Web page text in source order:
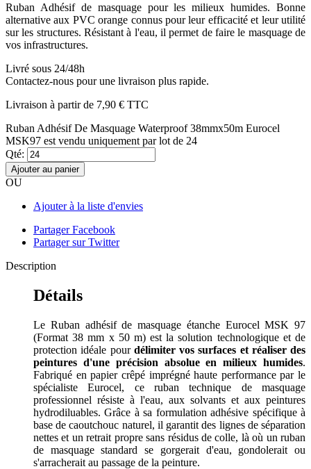
Ruban Adhésif de masquage pour les milieux humides. Bonne
alternative aux PVC orange connus pour leur efficacité et leur utilité
sur les structures. Résistant à l'eau, il permet de faire le masquage de
vos infrastructures.
Livré sous 24/48h
Contactez-nous pour une livraison plus rapide.
Livraison à partir de 7,90 € TTC
Ruban Adhésif De Masquage Waterproof 38mmx50m Eurocel
MSK97 est vendu uniquement par lot de 24
Qté:
Ajouter au panier
OU
Ajouter à la liste d'envies
Partager Facebook
Partager sur Twitter
Description
Détails
Le Ruban adhésif de masquage étanche Eurocel MSK 97
(Format 38 mm x 50 m) est la solution technologique et de
protection idéale pour délimiter vos surfaces et réaliser des
peintures d'une précision absolue en milieux humides.
Fabriqué en papier crêpé imprégné haute performance par le
spécialiste Eurocel, ce ruban technique de masquage
professionnel résiste à l'eau, aux solvants et aux peintures
hydrodiluables. Grâce à sa formulation adhésive spécifique à
base de caoutchouc naturel, il garantit des lignes de séparation
nettes et un retrait propre sans résidus de colle, là où un ruban
de masquage standard se gorgerait d'eau, gondolerait ou
s'arracherait au passage de la peinture.